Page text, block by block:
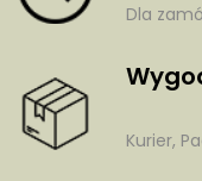
Dla
Kurier,